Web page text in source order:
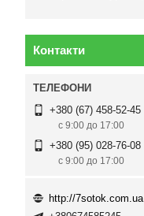
Контакти
+380 (67) 458-52-45
с 9:00 до 17:00
+380 (95) 028-76-08
с 9:00 до 17:00
http://7sotok.com.ua